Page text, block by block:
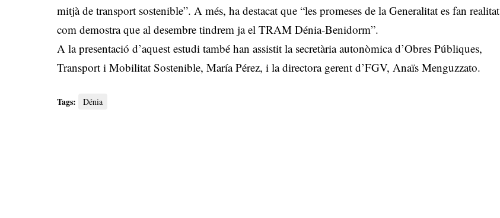
mitjà de transport sostenible”. A més, ha destacat que “les promeses de la Generalitat es fan realitat
com demostra que al desembre tindrem ja el TRAM Dénia-Benidorm”.
A la presentació d’aquest estudi també han assistit la secretària autonòmica d’Obres Públiques,
Transport i Mobilitat Sostenible, María Pérez, i la directora gerent d’FGV, Anaïs Menguzzato.
Tags: Dénia